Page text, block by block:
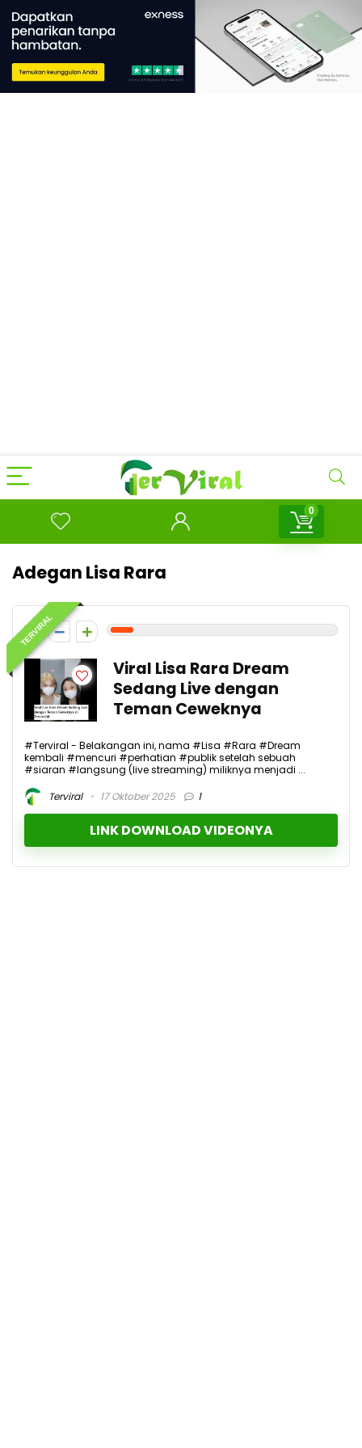
0
Adegan Lisa Rara
TERVIRAL
1
Viral Lisa Rara Dream
Sedang Live dengan
Teman Ceweknya
#Terviral - Belakangan ini, nama #Lisa #Rara #Dream
kembali #mencuri #perhatian #publik setelah sebuah
#siaran #langsung (live streaming) miliknya menjadi ...
Terviral
17 Oktober 2025 1
LINK DOWNLOAD VIDEONYA